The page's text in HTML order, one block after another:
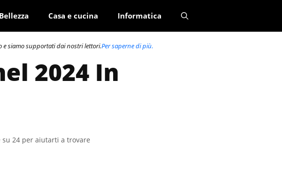
Bellezza Casa e cucina Informatica
siamo supportati dai nostri lettori.Per saperne di più.
2024 In
24 per aiutarti a trovare